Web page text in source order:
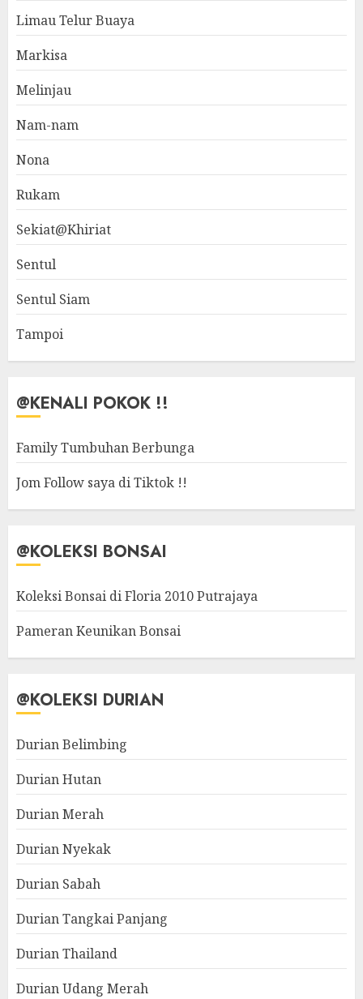
Limau Telur Buaya
Markisa
Melinjau
Nam-nam
Nona
Rukam
Sekiat@Khiriat
Sentul
Sentul Siam
Tampoi
@KENALI POKOK !!
Family Tumbuhan Berbunga
Jom Follow saya di Tiktok !!
@KOLEKSI BONSAI
Koleksi Bonsai di Floria 2010 Putrajaya
Pameran Keunikan Bonsai
@KOLEKSI DURIAN
Durian Belimbing
Durian Hutan
Durian Merah
Durian Nyekak
Durian Sabah
Durian Tangkai Panjang
Durian Thailand
Durian Udang Merah